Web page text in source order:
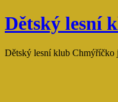
Přejít
k
webu
Dětský lesní
Dětský lesní klub Chmýříčko